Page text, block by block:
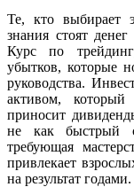
Те, кто выбирает
знания стоят
Курс по
убытков, которые
руководства.
активом, который
приносит
не как быстрый
требующая
привлекает
на результат годами.